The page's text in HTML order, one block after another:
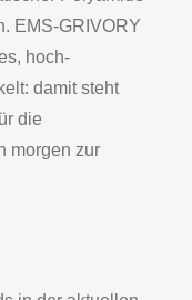
EMS-GRIVORY
hoch-
damit steht
die
morgen zur